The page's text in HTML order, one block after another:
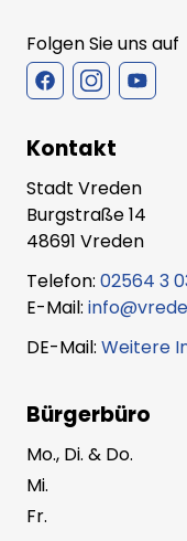
Folgen Sie uns auf
Kontakt
Stadt Vreden
Burgstraße 14
48691 Vreden
Telefon: 02564 3
E-Mail:
DE-Mail: Weitere
Bürgerbüro
Mo., Di. & Do.
Mi.
Fr.